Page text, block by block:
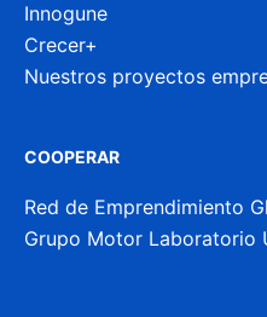
Innogune
Crecer+
Nuestros proyectos
COOPERAR
Red de Emprendimiento
Grupo Motor Laboratorio